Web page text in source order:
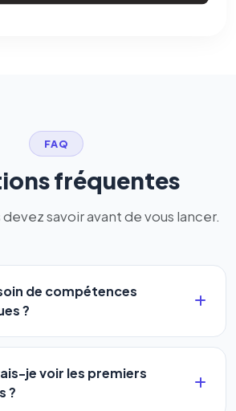
FAQ
fréquentes
savoir avant de vous lancer.
de compétences
?
Notre logiciel a été conçu pour
tous les profils: artisans,
entrepreneurs, PME ou
je voir les premiers
?